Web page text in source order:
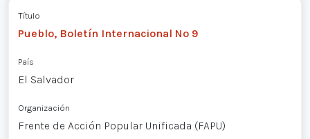
Título
Pueblo, Boletín Internacional Nº 9
País
El Salvador
Organización
Frente de Acción Popular Unificada (FAPU)